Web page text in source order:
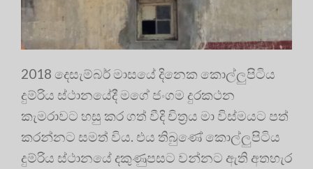
2018 දෙසැම්බර් මාසයේ දිනෙක කොල්ලුපිටිය
දුම්රිය ස්ථානයේදී මගේ ජංගම දුරකථන
කැමරාවට හසු කර ගත් වීදි චිත්‍රය මා විස්මයට පත්
කරන්නට සමත් විය. එය තිබුණේ කොල්ලුපිටිය
දුම්රිය ස්ථානයේ දකුණුපසට වන්නට ඇති අතහැර